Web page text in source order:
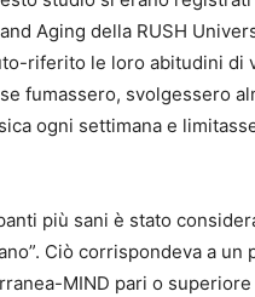
Aging della RUSH
riferito le loro abitudini di
fumassero, svolgessero
ogni settimana e
più sani è stato
Ciò corrispondeva a un
MIND pari o superiore